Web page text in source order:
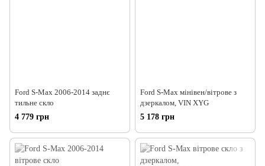
Ford S-Max 2006-2014 заднє
тильне скло
4 779 грн
Ford S-Max мінівен/вітрове з
дзеркалом, VIN XYG
5 178 грн